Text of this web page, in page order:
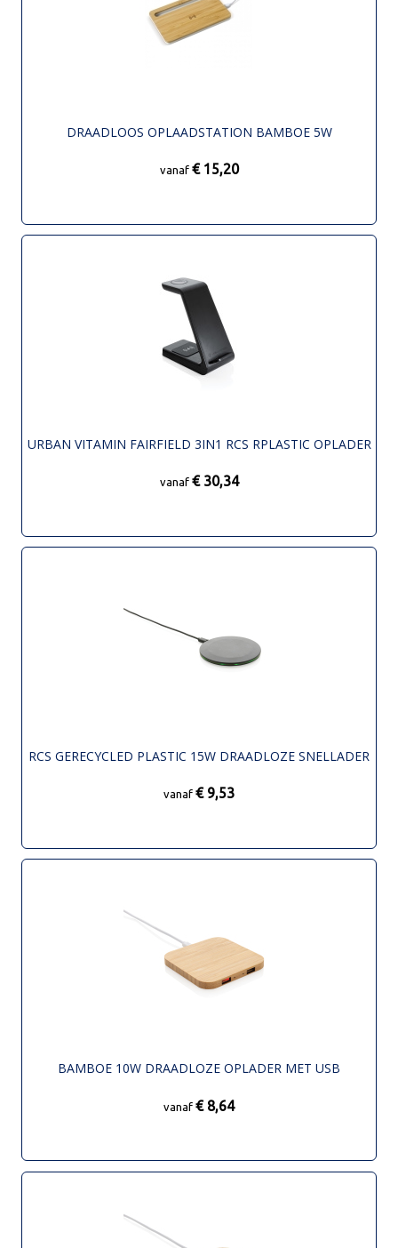
DRAADLOOS OPLAADSTATION BAMBOE 5W
vanaf € 15,20
URBAN VITAMIN FAIRFIELD 3IN1 RCS RPLASTIC OPLADER
vanaf € 30,34
RCS GERECYCLED PLASTIC 15W DRAADLOZE SNELLADER
vanaf € 9,53
BAMBOE 10W DRAADLOZE OPLADER MET USB
vanaf € 8,64